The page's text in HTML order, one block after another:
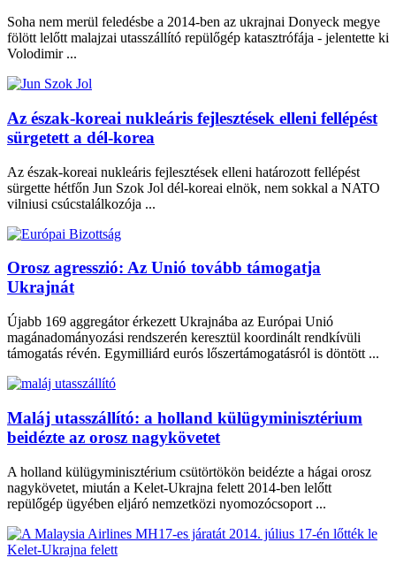
Soha nem merül feledésbe a 2014-ben az ukrajnai Donyeck megye
fölött lelőtt malajzai utasszállító repülőgép katasztrófája - jelentette ki
Volodimir ...
Az észak-koreai nukleáris fejlesztések elleni fellépést
sürgetett a dél-korea
Az észak-koreai nukleáris fejlesztések elleni határozott fellépést
sürgette hétfőn Jun Szok Jol dél-koreai elnök, nem sokkal a NATO
vilniusi csúcstalálkozója ...
Orosz agresszió: Az Unió tovább támogatja
Ukrajnát
Újabb 169 aggregátor érkezett Ukrajnába az Európai Unió
magánadományozási rendszerén keresztül koordinált rendkívüli
támogatás révén. Egymilliárd eurós lőszertámogatásról is döntött ...
Maláj utasszállító: a holland külügyminisztérium
beidézte az orosz nagykövetet
A holland külügyminisztérium csütörtökön beidézte a hágai orosz
nagykövetet, miután a Kelet-Ukrajna felett 2014-ben lelőtt
repülőgép ügyében eljáró nemzetközi nyomozócsoport ...